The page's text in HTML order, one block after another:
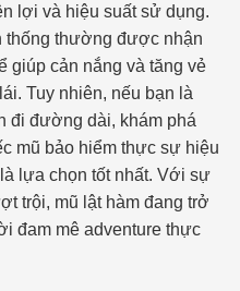
lợi và hiệu suất sử dụng.
thống thường được nhận
giúp cản nắng và tăng vẻ
Tuy nhiên, nếu bạn là
đi đường dài, khám phá
mũ bảo hiểm thực sự hiệu
lựa chọn tốt nhất. Với sự
trội, mũ lật hàm đang trở
đam mê adventure thực